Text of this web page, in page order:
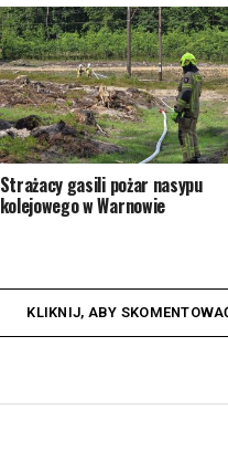
Strażacy gasili pożar nasypu
kolejowego w Warnowie
KLIKNIJ, ABY